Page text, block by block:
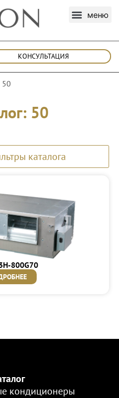
КОНСУЛЬТАЦИЯ
50
50
каталога
800G70
кондиционеры